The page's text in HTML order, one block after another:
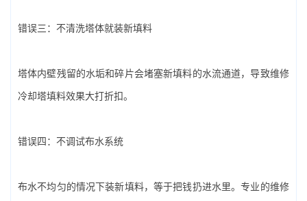
错误三：不清洗塔体就装新填料
塔体内壁残留的水垢和碎片会堵塞新填料的水流通道，导致‌维修
冷却塔填料‌效果大打折扣。
错误四：不调试布水系统
布水不均匀的情况下装新填料，等于把钱扔进水里。专业的‌维修